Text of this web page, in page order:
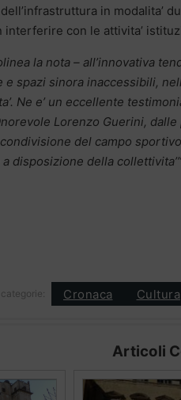
in modalita’
interferire con le attivita’
la nota – all’innovativa
e spazi sinora inaccessibili,
Ne e’ un eccellente
Lorenzo Guerini,
del campo
disposizione della
Cronaca Cultura
Articoli